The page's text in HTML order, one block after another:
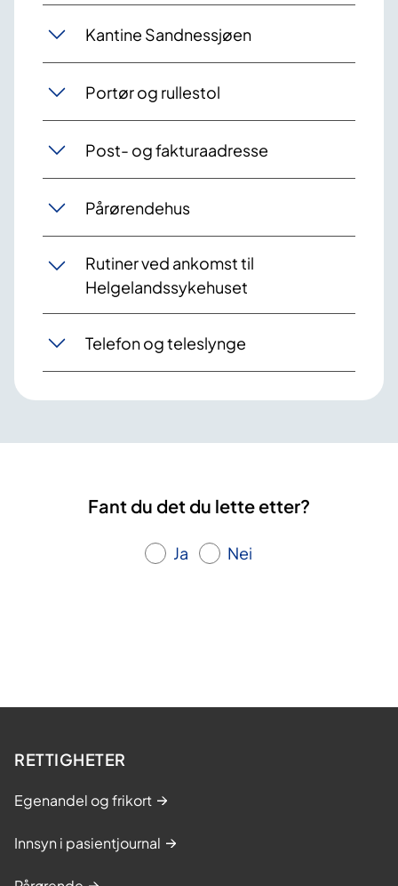
Kantine Sandnessjøen
Portør og rullestol
Post- og fakturaadresse
Pårørendehus
Rutiner ved ankomst til
Helgelandssykehuset
Telefon og teleslynge
Fant du det du lette etter?
Ja Nei
RETTIGHETER
Egenandel og frikort
Innsyn i pasientjournal